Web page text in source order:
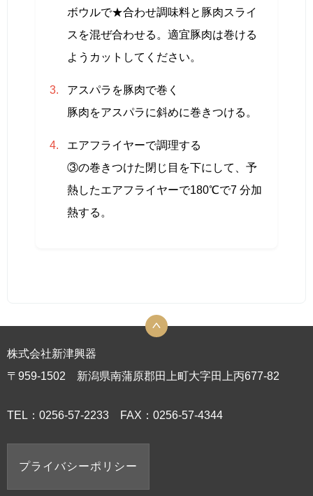
ボウルで★合わせ調味料と豚肉スライ
スを混ぜ合わせる。適宜豚肉は巻ける
ようカットしてください。
アスパラを豚肉で巻く
豚肉をアスパラに斜めに巻きつける。
エアフライヤーで調理する
③の巻きつけた閉じ目を下にして、予
熱したエアフライヤーで180℃で7 分加
熱する。
株式会社新津興器
〒959-1502 新潟県南蒲原郡田上町大字田上丙677-82
TEL：0256-57-2233 FAX：0256-57-4344
プライバシーポリシー